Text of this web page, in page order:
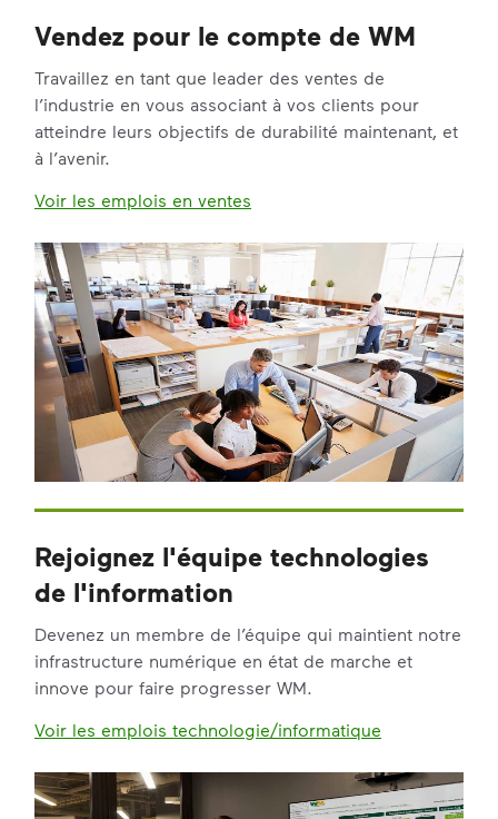
Vendez pour le compte de WM
Travaillez en tant que leader des ventes de
l’industrie en vous associant à vos clients pour
atteindre leurs objectifs de durabilité maintenant, et
à l’avenir.
Voir les emplois en ventes
Rejoignez l'équipe technologies
de l'information
Devenez un membre de l’équipe qui maintient notre
infrastructure numérique en état de marche et
innove pour faire progresser WM.
Voir les emplois technologie/informatique